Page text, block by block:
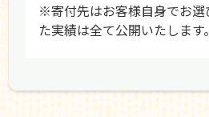
※寄付先はお客様自身でお選
た実績は全て公開いたします。